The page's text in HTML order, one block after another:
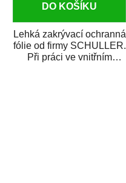
DO KOŠÍKU
Lehká zakrývací ochranná
fólie od firmy SCHULLER.
Při práci ve vnitřním